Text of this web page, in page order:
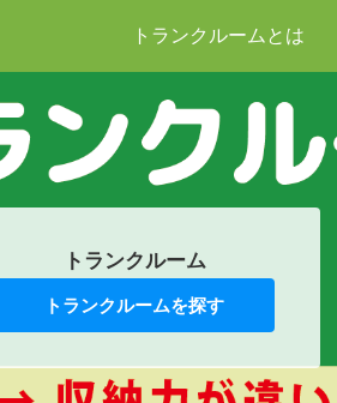
トランクルームとは
トランクルーム
トランクルームを探す